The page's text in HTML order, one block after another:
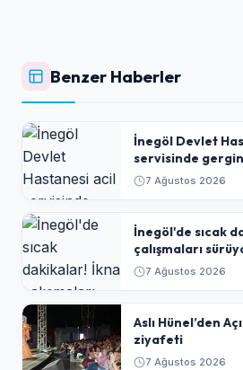
Benzer Haberler
İnegöl Devlet
servisinde
7 Ağustos 2026
İnegöl'de sıcak
çalışmaları
7 Ağustos 2026
Aslı Hünel’den
ziyafeti
7 Ağustos 2026